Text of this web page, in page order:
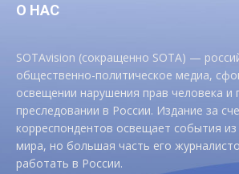
О НАС
SOTAvision (сокращенно SOTA) —
общественно-политическое медиа,
освещении нарушения прав человека и
преследовании в России. Издание за
корреспондентов освещает события
мира, но большая часть его
работать в России.